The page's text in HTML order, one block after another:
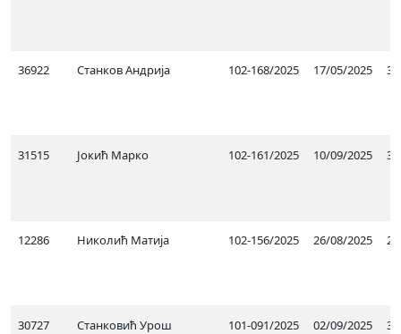
36922 Станков Андрија 102-168/2025 17/05/2025
31515 Јокић Марко 102-161/2025 10/09/2025
12286 Николић Матија 102-156/2025 26/08/2025
30727 Станковић Урош 101-091/2025 02/09/2025